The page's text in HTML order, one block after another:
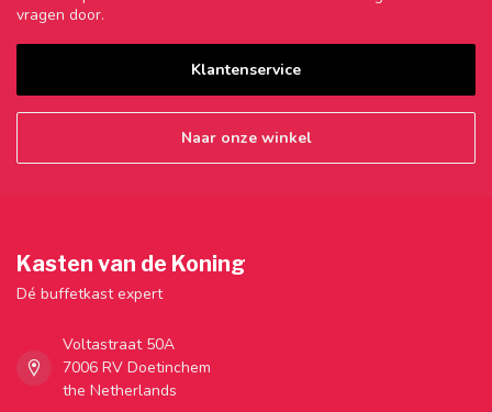
vragen door.
Klantenservice
Naar onze winkel
Kasten van de Koning
Dé buffetkast expert
Voltastraat 50A
7006 RV Doetinchem
the Netherlands